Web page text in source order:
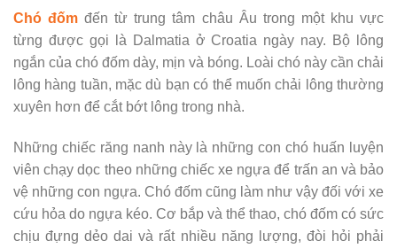
Chó đốm đến từ trung tâm châu Âu trong một khu vực
từng được gọi là Dalmatia ở Croatia ngày nay. Bộ lông
ngắn của chó đốm dày, mịn và bóng. Loài chó này cần chải
lông hàng tuần, mặc dù bạn có thể muốn chải lông thường
xuyên hơn để cắt bớt lông trong nhà.
Những chiếc răng nanh này là những con chó huấn luyện
viên chạy dọc theo những chiếc xe ngựa để trấn an và bảo
vệ những con ngựa. Chó đốm cũng làm như vậy đối với xe
cứu hỏa do ngựa kéo. Cơ bắp và thể thao, chó đốm có sức
chịu đựng dẻo dai và rất nhiều năng lượng, đòi hỏi phải